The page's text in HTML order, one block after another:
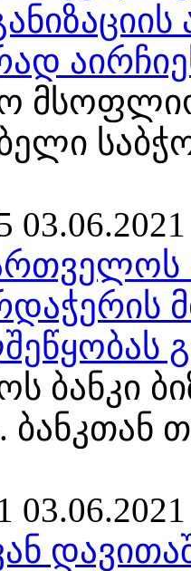
მსოფლიო
03.06.2021
ბანკი
ბანკთან
03.06.2021